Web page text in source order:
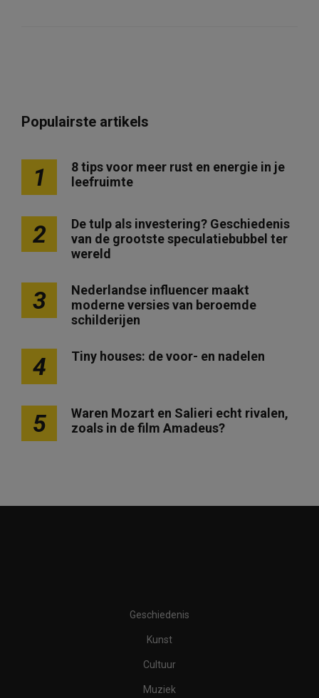
Populairste artikels
1
8 tips voor meer rust en energie in je
leefruimte
2
De tulp als investering? Geschiedenis
van de grootste speculatiebubbel ter
wereld
3
Nederlandse influencer maakt
moderne versies van beroemde
schilderijen
4 Tiny houses: de voor- en nadelen
5
Waren Mozart en Salieri echt rivalen,
zoals in de film Amadeus?
Geschiedenis
Kunst
Cultuur
Muziek